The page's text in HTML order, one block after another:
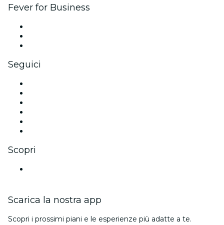
Fever for Business
Seguici
Scopri
Scarica la nostra app
Scopri i prossimi piani e le esperienze più adatte a te.